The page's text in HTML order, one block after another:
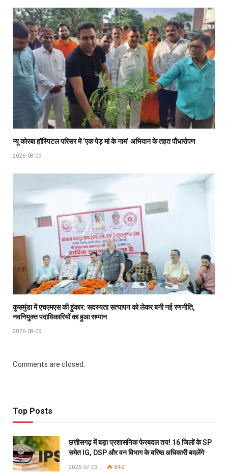
न्यू कोरबा हॉस्पिटल परिसर में ‘एक पेड़ मां के नाम’ अभियान के तहत पौधारोपण
2026-08-09
कुसमुंडा में एचएमएस की हुंकार: सदस्यता सत्यापन को लेकर बनी नई रणनीति,
नवनियुक्त पदाधिकारियों का हुआ सम्मान
2026-08-09
Comments are closed.
Top Posts
छत्तीसगढ़ में बड़ा प्रशासनिक फेरबदल तय! 16 जिलों के SP
समेत IG, DSP और वन विभाग के वरिष्ठ अधिकारी बदलेंगे
2026-07-03 842